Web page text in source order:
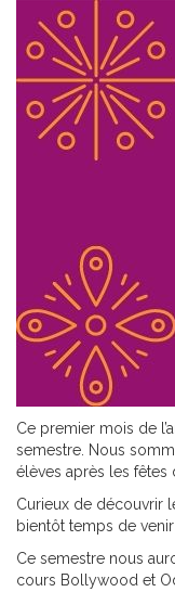
Ce premier mois de
semestre. Nous
élèves après les fêtes
Curieux de découvrir
bientôt temps de
Ce semestre nous
cours Bollywood et